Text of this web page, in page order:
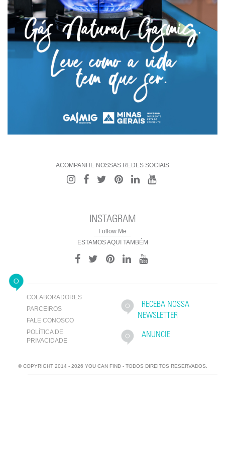
ACOMPANHE NOSSAS REDES SOCIAIS
INSTAGRAM
Follow Me
ESTAMOS AQUI TAMBÉM
COLABORADORES
PARCEIROS
FALE CONOSCO
POLÍTICA DE
PRIVACIDADE
RECEBA NOSSA
NEWSLETTER
ANUNCIE
© COPYRIGHT 2014 - 2026 YOU CAN FIND - TODOS DIREITOS RESERVADOS.